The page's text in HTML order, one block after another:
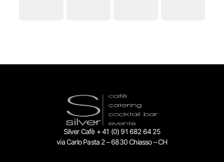
Silver Cafè + 41 (0) 91 682 64 25
via Carlo Pasta 2 – 6830 Chiasso – CH